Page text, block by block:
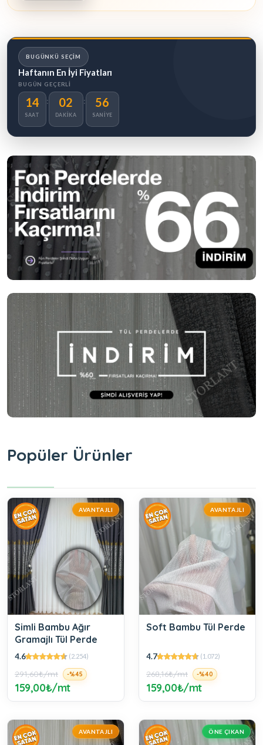
BUGÜNKÜ SEÇIM
Haftanın En İyi Fiyatları
BUGÜN GEÇERLI
14
SAAT
: 02
DAKIKA
: 54
SANIYE
Popüler Ürünler
AVANTAJLI
Simli Bambu Ağır
Gramajlı Tül Perde
4.6 (2.254)
291,60₺/mt -%45
159,00₺/mt
AVANTAJLI
Soft Bambu Tül Perde
4.7 (1.072)
268,16₺/mt -%40
159,00₺/mt
AVANTAJLI ÖNE ÇIKAN